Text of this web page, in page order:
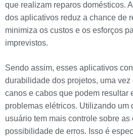
que realizam reparos domésticos.
dos aplicativos reduz a chance de
minimiza os custos e os esforços
imprevistos.
Sendo assim, esses aplicativos
durabilidade dos projetos, uma
canos e cabos que podem resultar
problemas elétricos. Utilizando um
usuário tem mais controle sobre
possibilidade de erros. Isso é